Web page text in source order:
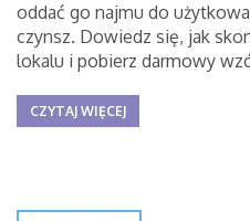
oddać go najmu do
czynsz. Dowiedz się, jak
lokalu i pobierz darmowy
CZYTAJ WIĘCEJ